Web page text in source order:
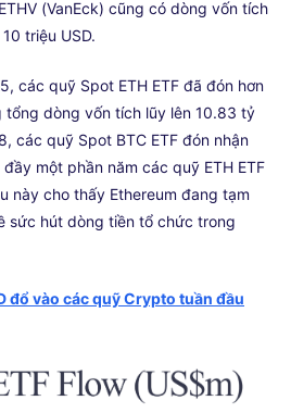
(VanEck) cũng có dòng vốn tích
triệu USD.
các quỹ Spot ETH ETF đã đón hơn
tổng dòng vốn tích lũy lên 10.83 tỷ
các quỹ Spot BTC ETF đón nhận
một phần năm các quỹ ETH ETF
này cho thấy Ethereum đang tạm
sức hút dòng tiền tổ chức trong
đổ vào các quỹ Crypto tuần đầu